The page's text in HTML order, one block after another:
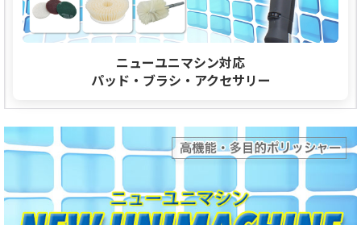
ニューユニマシン対応
パッド・ブラシ・アクセサリー